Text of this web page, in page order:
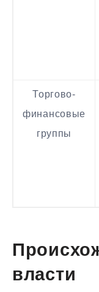
Торгово-
финансовые
группы
власти